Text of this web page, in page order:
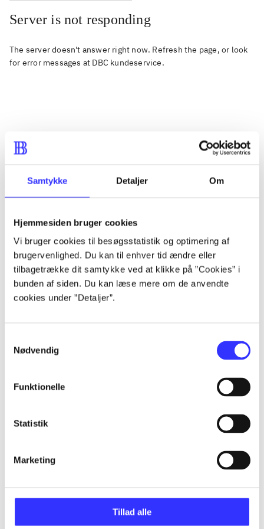
Samtykke Detaljer Om
Hjemmesiden bruger cookies
Vi bruger cookies til besøgsstatistik og optimering af
brugervenlighed. Du kan til enhver tid ændre eller
tilbagetrække dit samtykke ved at klikke på ”Cookies” i
bunden af siden. Du kan læse mere om de anvendte
cookies under ”Detaljer”.
Nødvendig
Funktionelle
Statistik
Marketing
Tillad alle
Server is not responding
The server doesn't answer right now. Refresh the page, or look
for error messages at DBC kundeservice.